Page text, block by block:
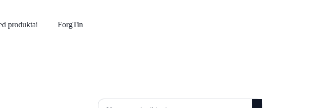
produktai ForgTin